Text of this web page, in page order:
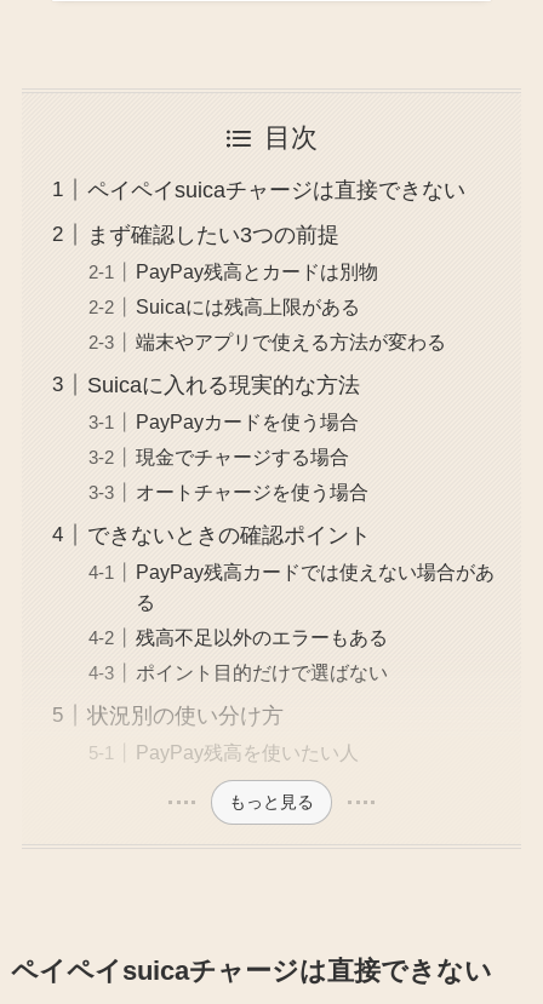
目次
ペイペイsuicaチャージは直接できない
まず確認したい3つの前提
PayPay残高とカードは別物
Suicaには残高上限がある
端末やアプリで使える方法が変わる
Suicaに入れる現実的な方法
PayPayカードを使う場合
現金でチャージする場合
オートチャージを使う場合
できないときの確認ポイント
PayPay残高カードでは使えない場合があ
る
残高不足以外のエラーもある
ポイント目的だけで選ばない
状況別の使い分け方
PayPay残高を使いたい人
もっと見る
ペイペイsuicaチャージは直接できない